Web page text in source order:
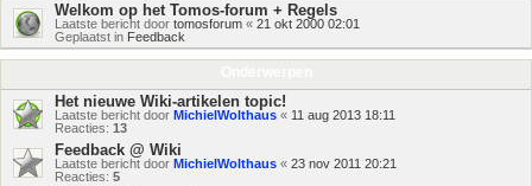
Welkom op het Tomos-forum + Regels
Laatste bericht door tomosforum « 21 okt 2000 02:01
Geplaatst in Feedback
Het nieuwe Wiki-artikelen topic!
Laatste bericht door MichielWolthaus « 11 aug 2013 18:11
Reacties: 13
Feedback @ Wiki
Laatste bericht door MichielWolthaus « 23 nov 2011 20:21
Reacties: 5